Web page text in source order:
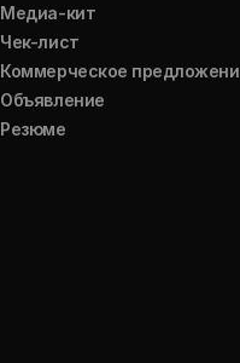
Медиа-кит
Чек-лист
Коммерческое
Объявление
Резюме